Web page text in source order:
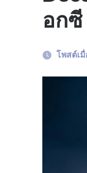
อกซี
โพสต์เ